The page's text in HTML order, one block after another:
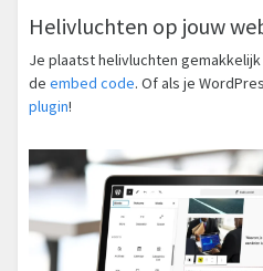
Helivluchten op jouw
Je plaatst helivluchten
de embed code. Of als je
plugin!